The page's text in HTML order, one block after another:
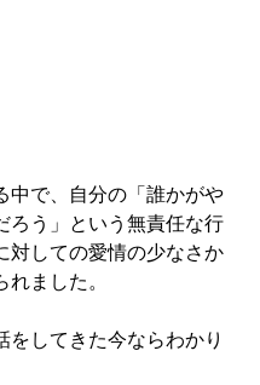
中で、自分の「誰かがや
ろう」という無責任な行
対しての愛情の少なさか
れました。
をしてきた今ならわかり